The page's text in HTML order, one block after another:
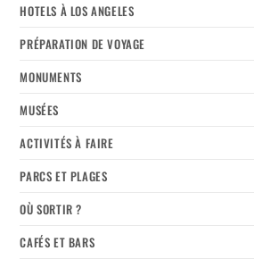
HOTELS À LOS ANGELES
PRÉPARATION DE VOYAGE
MONUMENTS
MUSÉES
ACTIVITÉS À FAIRE
PARCS ET PLAGES
OÙ SORTIR ?
CAFÉS ET BARS